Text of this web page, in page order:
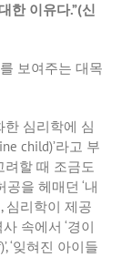
한 이유다.”(신
보여주는 대목
한 심리학에 심
child)’라고 부
려할 때 조금도
공을 헤매던 ‘내
, 심리학이 제공
사 속에서 ‘경이
‘잊혀진 아이들